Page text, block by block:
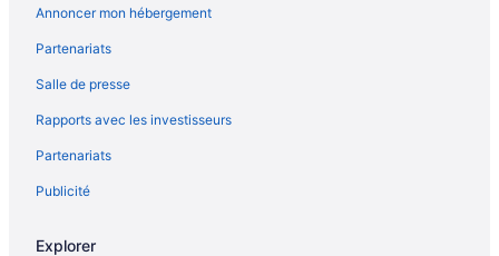
Annoncer mon hébergement
Partenariats
Salle de presse
Rapports avec les investisseurs
Partenariats
Publicité
Explorer